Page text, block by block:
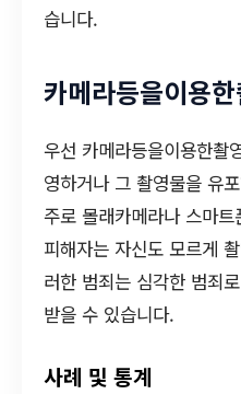
습니다.
카메라등을이용
우선 카메라등을이용한촬
영하거나 그 촬영물을 유
주로 몰래카메라나 스마
피해자는 자신도 모르게
러한 범죄는 심각한 범죄
받을 수 있습니다.
사례 및 통계